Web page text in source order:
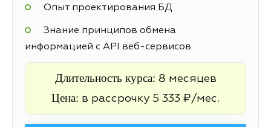
Опыт проектирования БД
Знание принципов обмена
информацией с API веб-сервисов
Длительность курса: 8 месяцев
Цена: в рассрочку 5 333 ₽/мес.